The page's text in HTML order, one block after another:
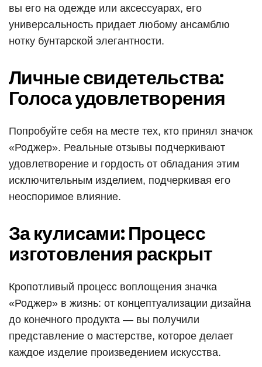
вы его на одежде или аксессуарах, его
универсальность придает любому ансамблю
нотку бунтарской элегантности.
Личные свидетельства:
Голоса удовлетворения
Попробуйте себя на месте тех, кто принял значок
«Роджер». Реальные отзывы подчеркивают
удовлетворение и гордость от обладания этим
исключительным изделием, подчеркивая его
неоспоримое влияние.
За кулисами: Процесс
изготовления раскрыт
Кропотливый процесс воплощения значка
«Роджер» в жизнь: от концептуализации дизайна
до конечного продукта — вы получили
представление о мастерстве, которое делает
каждое изделие произведением искусства.